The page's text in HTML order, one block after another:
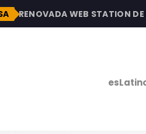
RENOVADA WEB STATION DE